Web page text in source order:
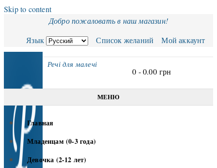
Skip to content
Добро пожаловать в наш магазин!
Язык
Список желаний Мой аккаунт
Речі для малечі
0 -0.00 грн
МЕНЮ
Главная
Младенцам (0-3 года)
Девочка (2-12 лет)